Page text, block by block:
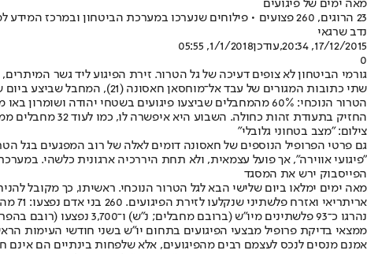
מאה ימים של פיגועים
23 הרוגים, 260 פצועים • פילוחים שנערכו במערכת הביטחון ובמרכז המידע למודיעין ולטרור משרטטים את פרופיל המפגע: רווק, מובטל וללא שיוך ארגוני • סיכום במספרים של אינתיפאדת המפגע הבודד
נדב שרגאי
17/12/2015, 20:34
,עודכן1/1/2018, 05:55
0
גורמי הביטחון לא צופים דעיכה של גל הטרור. זירת הפיגוע ליד גשר
שתי כתובות המגורים של עבד
החזיק בתעודת זהות כחולה. השבוע היא איפשרה לו, כמו לעוד 32 מחבלים ממזרח ירושלי, להתנייד בעיר באורח חופשי ולהפוך עוד תחנת אוטובוס לזירת פיגוע רווית דמים.
צילום: ״מצב בטחוני גלובלי״
"פיגועי אווירה", אך פועל עצמאית, ולא תחת היררכיה ארגונית כלשהי. במערכת הביטחון מנו עד לפני כשבוע 93 כאלה מאזור יו"ש נוסף על
הפייסבוק ירש את המסגד
נהרגו כ־93 פלשתינים מיו"ש (ברובם מחבלים; נ"ש) ו־3,700 נפצעו (רובם בהפרות סדר או בניסיונות פיגוע; נ"ש). במערכת הביטחון מעריכים שמדובר בנתון לא מדויק.
ממצאי בדיקת פרופיל מבצעי הפיגועים בתחום יו"ש בשני חודשי העימות
אמנם מנסים לנכס לעצמם רבים מהפיגועים, אלא שלפחות בינתיים הם אינם